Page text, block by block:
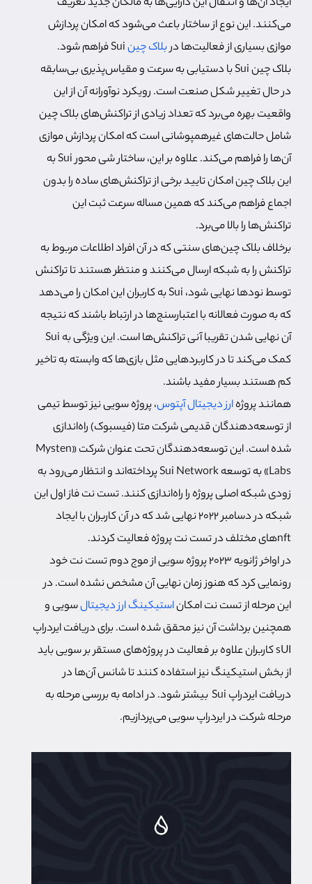
می‌کنند. این نوع از ساختار باعث می‌شود که امکان پردازش
موازی بسیاری از فعالیت‌ها دربلاک چین
بلاک چین Sui با دستیابی به سرعت و مقیاس‌پذیری بی‌سابقه
در حال تغییر شکل صنعت است. رویکرد نوآورانه آن از این
واقعیت بهره می‌برد که تعداد زیادی از تراکنش‌های بلاک چین
شامل حالت‌های غیرهمپوشانی است که امکان پردازش موازی
آن‌ها را فراهم می‌کند. علاوه بر این، ساختار شی محور Sui به
این بلاک چین امکان تایید برخی از تراکنش‌های ساده را بدون
اجماع فراهم می‌کند که همین مساله سرعت ثبت این
تراکنش‌ها را بالا می‌برد.
برخلاف بلاک چین‌های سنتی که در آن افراد اطلاعات مربوط به
تراکنش را به شبکه ارسال می‌کنند و منتظر هستند تا تراکنش
توسط نودها نهایی شود، Sui به کاربران این امکان را می‌دهد
که به صورت فعالانه با اعتبارسنج‌ها در ارتباط باشند که نتیجه
آن نهایی شدن تقریبا آنی تراکنش‌ها است. این ویژگی به Sui
کمک می‌کند تا در کاربردهایی مثل بازی‌ها که وابسته به تاخیر
کم هستند بسیار مفید باشند.
همانند پروژهارز دیجیتال آپتوس، پروژه سویی نیز توسط تیمی
از توسعه‌دهندگان قدیمی شرکت متا (فیسبوک) راه‌اندازی
شده است. این توسعه‌دهندگان تحت عنوان شرکت «Mysten
Labs» به توسعه Sui Network پرداخته‌اند و انتظار می‌رود به
زودی شبکه اصلی پروژه را راه‌اندازی کنند. تست نت فاز اول این
شبکه در دسامبر 2022 نهایی شد که در آن کاربران با ایجاد
nftهای مختلف در تست نت پروژه فعالیت کردند.
در اواخر ژانویه 2023 پروژه سویی از موج دوم تست نت خود
رونمایی کرد که هنوز زمان نهایی آن مشخص نشده است. در
این مرحله از تست نت امکاناستیکینگ ارز دیجیتالسویی و
همچنین برداشت آن نیز محقق شده است. برای دریافت ایردراپ
sUI کاربران علاوه بر فعالیت در پروژه‌های مستقر بر سویی باید
از بخش استیکینگ نیز استفاده کنند تا شانس آن‌ها در
دریافت ایردراپ Sui بیشتر شود. در ادامه به بررسی مرحله به
مرحله شرکت در ایردراپ سویی می‌پردازیم.